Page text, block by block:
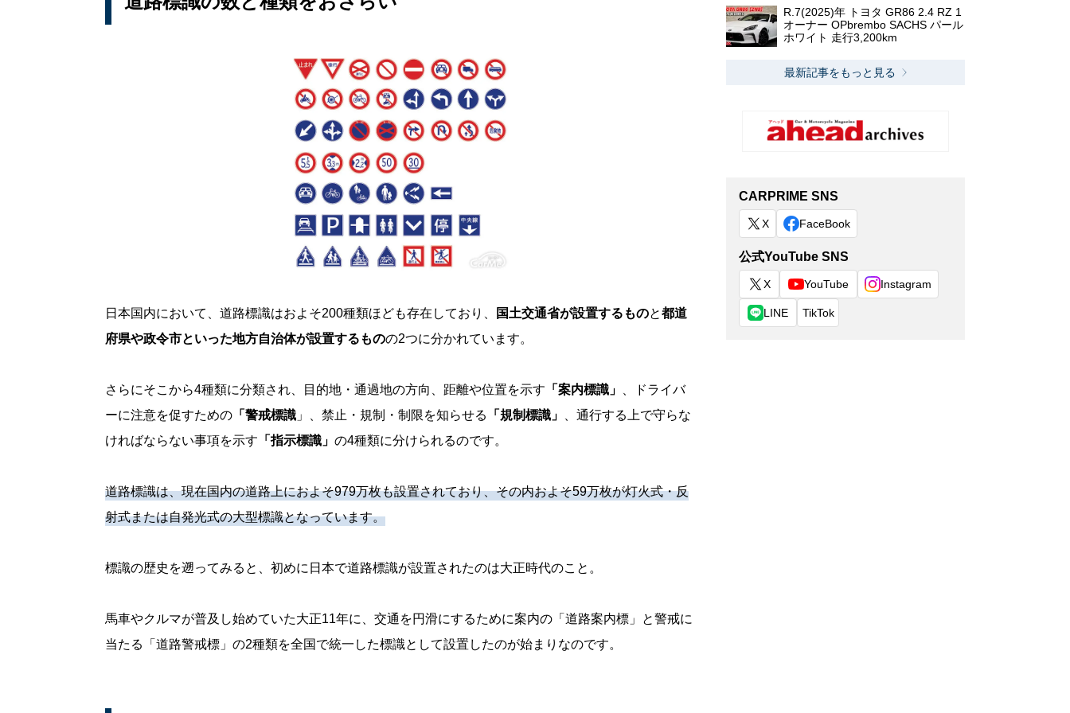
日本国内において、道路標識はおよそ200種類ほども存在しており、 国土交通省が設置するものと都道
府県や政令市といった地方自治体が設置するものの2つに分かれています。
さらにそこから4種類に分類され、目的地・通過地の方向、距離や位置を示す 「案内標識」
、ドライバ
ーに注意を促すための 「警戒標識 」、禁止・規制・制限を知らせる 「規制標識」
、通行する上で守らな
ければならない事項を示す 「指示標識」 の4種類に分けられるのです。
道路標識は、現在国内の道路上におよそ979万枚も設置されており、その内およそ59万枚が灯火式・反
射式または自発光式の大型標識となっています。
標識の歴史を遡ってみると、初めに日本で道路標識が設置されたのは大正時代のこと。
馬車やクルマが普及し始めていた大正11年に、交通を円滑にするために案内の「道路案内標」と警戒に
当たる「道路警戒標」の2種類を全国で統一した標識として設置したのが始まりなのです。
R.7(2025)年 トヨタ GR86 2.4 RZ 1
オーナー OPbrembo SACHS パール
ホワイト 走行3,200km
最新記事をもっと見る
CARPRIME SNS
X FaceBook
公式YouTube SNS
X YouTube Instagram
LINE TikTok